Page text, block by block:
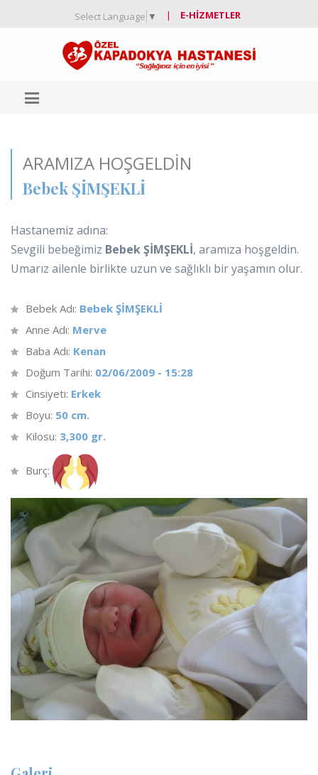
Select Language ▼ | E-HIZMETLER
ARAMIZA HOŞGELDIN
Bebek ŞİMŞEKLİ
Hastanemiz adına:
Sevgili bebeğimiz Bebek ŞİMŞEKLİ, aramıza hoşgeldin.
Umarız ailenle birlikte uzun ve sağlıklı bir yaşamın olur.
Bebek Adı: Bebek ŞİMŞEKLİ
Anne Adı: Merve
Baba Adı: Kenan
Doğum Tarihi: 02/06/2009 - 15:28
Cinsiyeti: Erkek
Boyu: 50 cm.
Kilosu: 3,300 gr.
Burç: